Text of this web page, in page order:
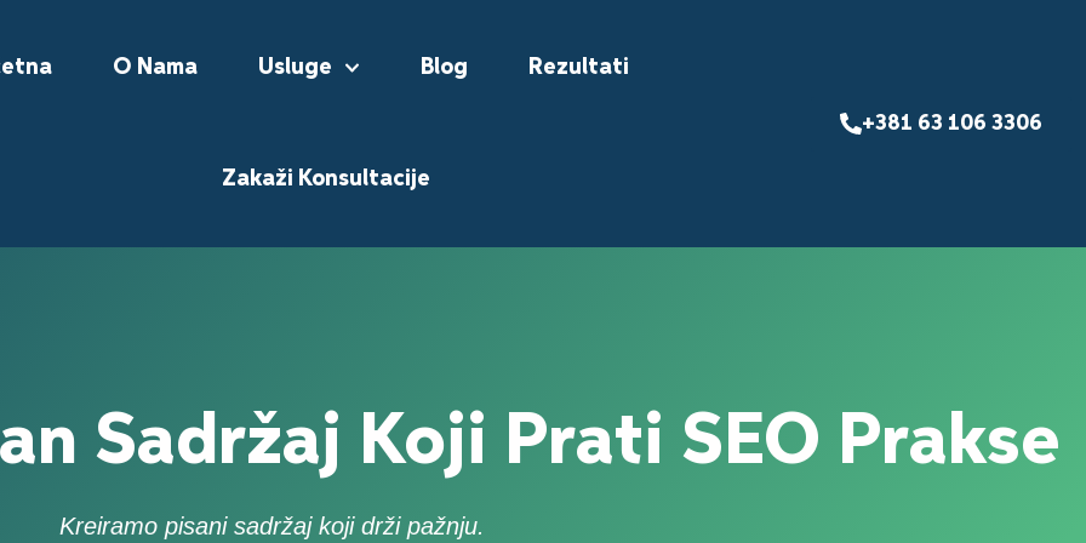
O Nama Usluge Blog Rezultati
Zakaži Konsultacije
+381 63 106 3306
Sadržaj Koji Prati SEO Prakse
Kreiramo pisani sadržaj koji drži pažnju.